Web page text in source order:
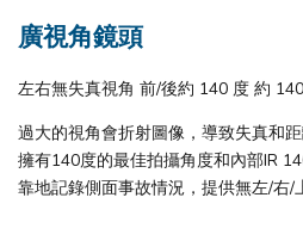
廣視角鏡頭
左右無失真視角 前/後約 140 度 約
過大的視角會折射圖像，導致失真和
擁有140度的最佳拍攝角度和內部IR
靠地記錄側面事故情況，提供無左/右/